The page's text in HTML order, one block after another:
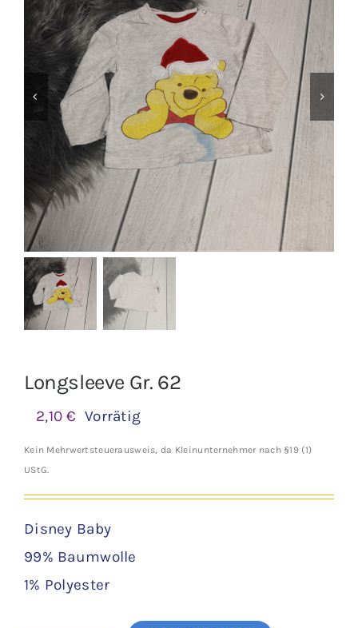
Jungen
Mädchen
Accesoires
Schuhe / Socken
Spielzeug
Babyausstattung
Krims Krams
Longsleeve Gr. 62
2,10€ Vorrätig
Kein Mehrwertsteuerausweis, da Kleinunternehmer nach §19 (1)
UStG.
Disney Baby
99% Baumwolle
1% Polyester